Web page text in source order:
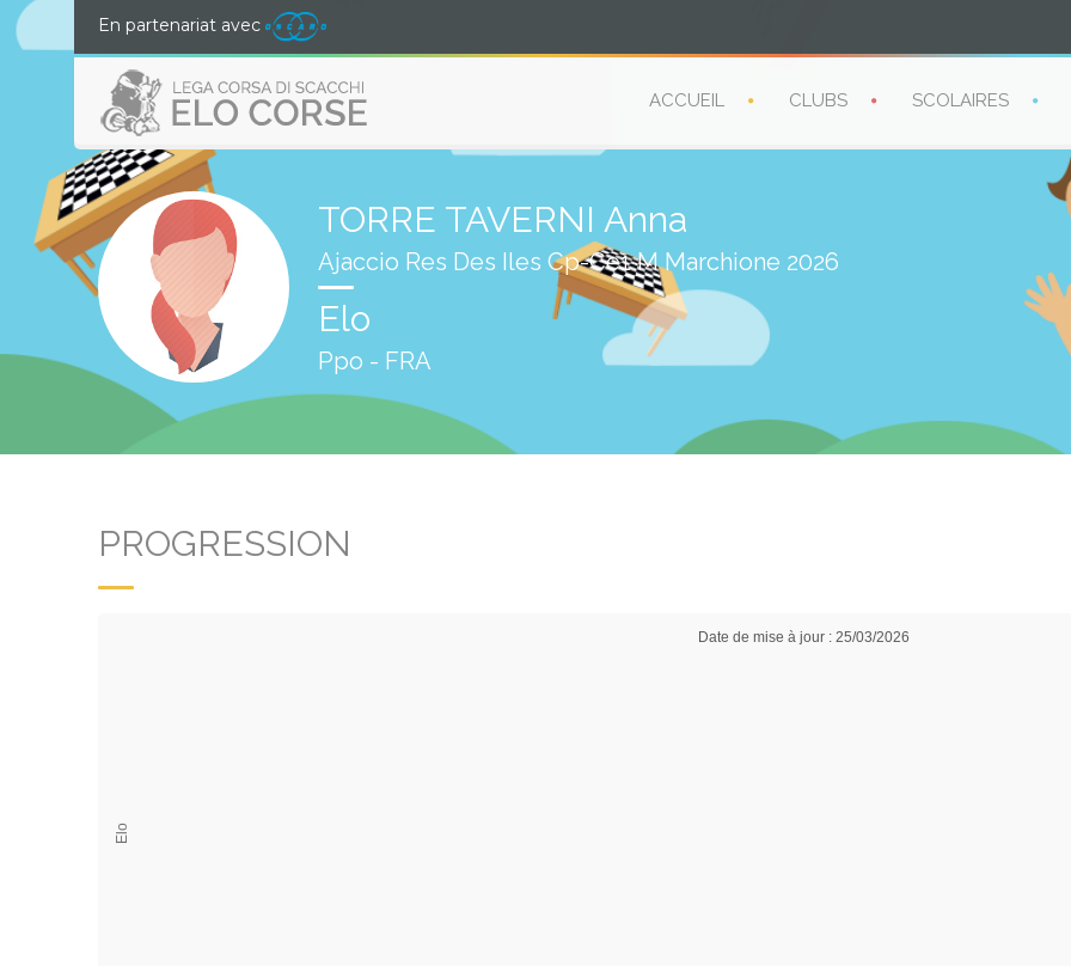
En partenariat avec
ACCUEIL CLUBS SCOLAIRES
TORRE TAVERNI Anna
Ajaccio Res Des Iles Cp-Ce1 M Marchione 2026
Elo
Ppo - FRA
PROGRESSION
Elo
Date de mise à jour : 25/03/2026